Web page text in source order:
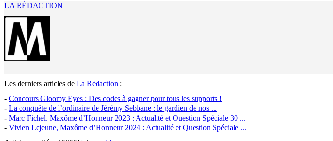
LA RÉDACTION
Les derniers articles de La Rédaction :
- Concours Gloomy Eyes : Des codes à gagner pour tous les supports !
- La conquête de l’ordinaire de Jérémy Sebbane : le gardien de nos ...
- Marc Fichel, Maxôme d’Honneur 2023 : Actualité et Question Spéciale 30 ...
- Vivien Lejeune, Maxôme d’Honneur 2024 : Actualité et Question Spéciale ...